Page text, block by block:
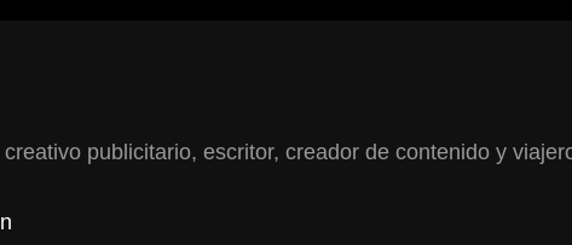
publicitario, escritor, creador de contenido y